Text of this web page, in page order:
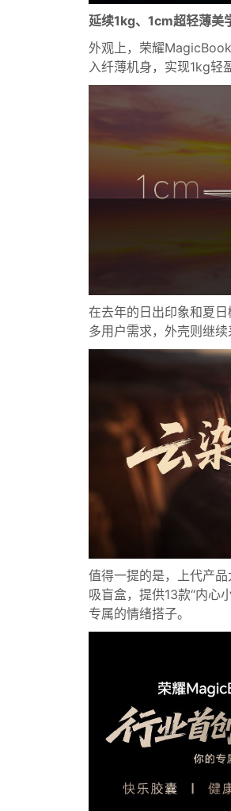
延续1kg、1cm超轻薄美
外观上，荣耀
入纤薄机身，实现1kg轻
在去年的日出印象和夏
多用户需求，外壳则继
值得一提的是，上代产
吸盲盒，提供13款“内心
专属的情绪搭子。